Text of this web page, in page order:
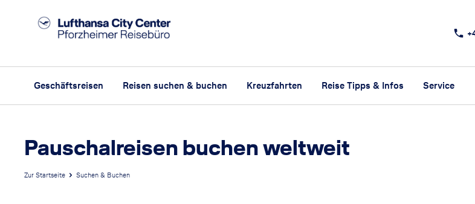
Geschäftsreisen Reisen suchen & buchen Kreuzfahrten Reise Tipps & Infos Service
Pauschalreisen buchen weltweit
Zur Startseite Suchen & Buchen